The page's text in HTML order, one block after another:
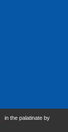
in the palatinate by